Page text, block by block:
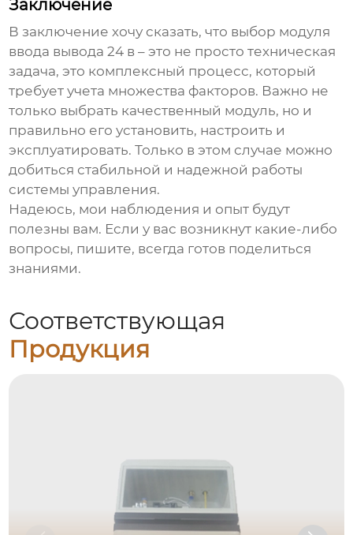
Заключение
В заключение хочу сказать, что выбор модуля
ввода вывода 24 в – это не просто техническая
задача, это комплексный процесс, который
требует учета множества факторов. Важно не
только выбрать качественный модуль, но и
правильно его установить, настроить и
эксплуатировать. Только в этом случае можно
добиться стабильной и надежной работы
системы управления.
Надеюсь, мои наблюдения и опыт будут
полезны вам. Если у вас возникнут какие-либо
вопросы, пишите, всегда готов поделиться
знаниями.
Соответствующая
Продукция